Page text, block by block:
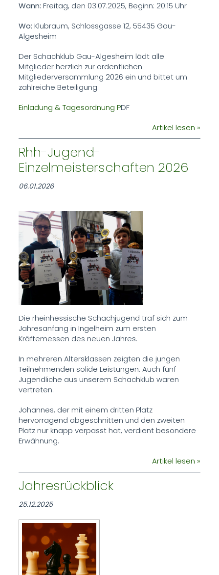
Wann: Freitag, den 03.07.2025, Beginn: 20:15 Uhr
Wo: Klubraum, Schlossgasse 12, 55435 Gau-
Algesheim
Der Schachklub Gau-Algesheim lädt alle
Mitglieder herzlich zur ordentlichen
Mitgliederversammlung 2026 ein und bittet um
zahlreiche Beteiligung.
Einladung & Tagesordnung PDF
Artikel lesen »
Rhh-Jugend-
Einzelmeisterschaften 2026
06.01.2026
Die rheinhessische Schachjugend traf sich zum
Jahresanfang in Ingelheim zum ersten
Kräftemessen des neuen Jahres.
In mehreren Altersklassen zeigten die jungen
Teilnehmenden solide Leistungen. Auch fünf
Jugendliche aus unserem Schachklub waren
vertreten.
Johannes, der mit einem dritten Platz
hervorragend abgeschnitten und den zweiten
Platz nur knapp verpasst hat, verdient besondere
Erwähnung.
Artikel lesen »
Jahresrückblick
25.12.2025